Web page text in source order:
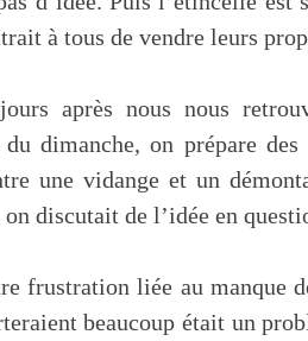
à tous de vendre leurs
après nous nous
dimanche, on prépare
une vidange et un
discutait de l’idée en
frustration liée au manque
beaucoup était un